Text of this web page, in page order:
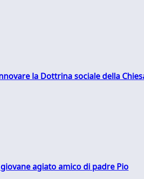
la Dottrina sociale della
agiato amico di padre Pio